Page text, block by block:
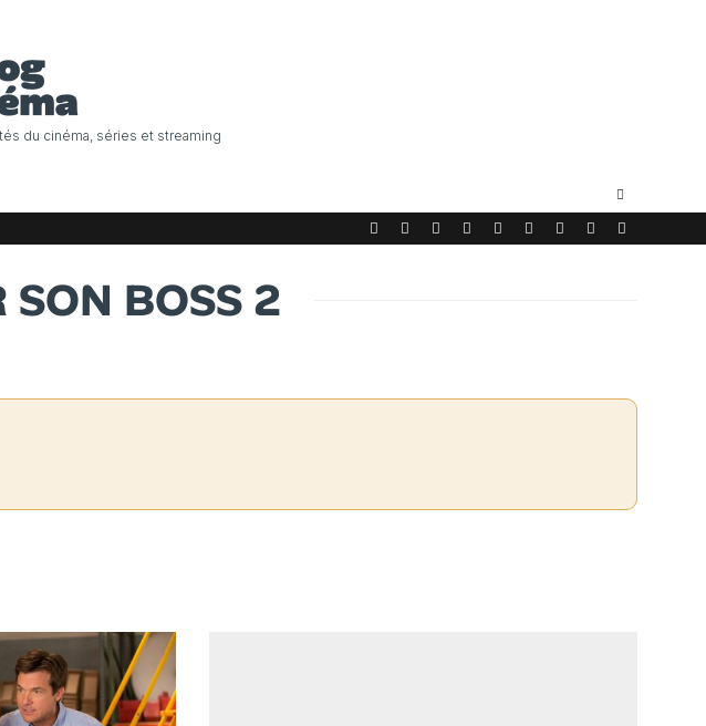
du cinéma, séries et streaming
BOSS 2